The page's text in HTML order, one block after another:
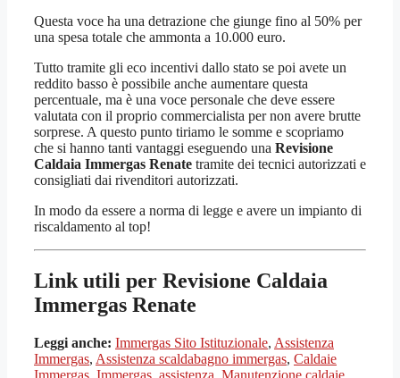
Questa voce ha una detrazione che giunge fino al 50% per
una spesa totale che ammonta a 10.000 euro.
Tutto tramite gli eco incentivi dallo stato se poi avete un
reddito basso è possibile anche aumentare questa
percentuale, ma è una voce personale che deve essere
valutata con il proprio commercialista per non avere brutte
sorprese. A questo punto tiriamo le somme e scopriamo
che si hanno tanti vantaggi eseguendo una Revisione
Caldaia Immergas Renate tramite dei tecnici autorizzati e
consigliati dai rivenditori autorizzati.
In modo da essere a norma di legge e avere un impianto di
riscaldamento al top!
Link utili per Revisione Caldaia
Immergas Renate
Leggi anche: Immergas Sito Istituzionale, Assistenza
Immergas, Assistenza scaldabagno immergas, Caldaie
Immergas, Immergas, assistenza, Manutenzione caldaie